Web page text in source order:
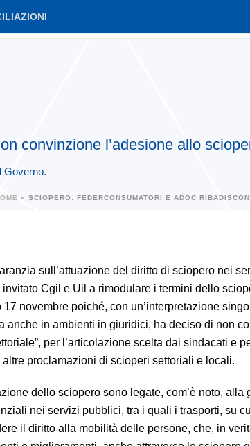
convinzione l’adesione allo
Governo.
» SCIOPERO: FEDERCONSUMATORI E ADOC
sull’attuazione del diritto di sciopero nei
Cgil e Uil a rimodulare i termini dello
novembre poiché, con un’interpretazione
anche in ambienti in giuridici, ha deciso di non
per l’articolazione scelta dai sindacati e
proclamazioni di scioperi settoriali e locali.
dello sciopero sono legate, com’è noto, alla
nei servizi pubblici, tra i quali i trasporti, su
il diritto alla mobilità delle persone, che, in